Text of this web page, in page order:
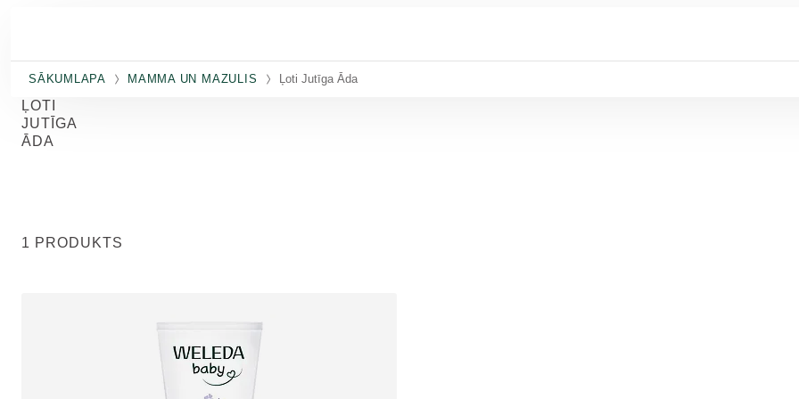
SĀKUMLAPA MAMMA UN MAZULIS Ļoti Jutīga Āda
ĻOTI
JUTĪGA
ĀDA
1 PRODUKTS